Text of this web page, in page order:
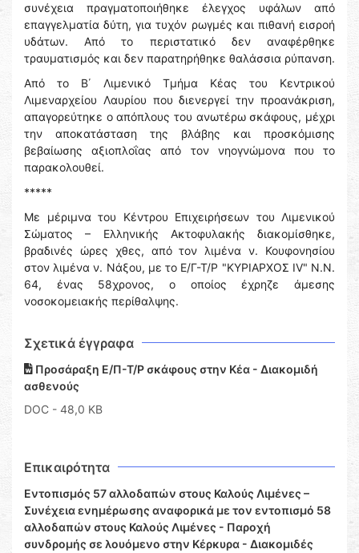
συνέχεια πραγματοποιήθηκε έλεγχος υφάλων από
επαγγελματία δύτη, για τυχόν ρωγμές και πιθανή εισροή
υδάτων. Από το περιστατικό δεν αναφέρθηκε
τραυματισμός και δεν παρατηρήθηκε θαλάσσια ρύπανση.
Από το Β΄ Λιμενικό Τμήμα Κέας του Κεντρικού
Λιμεναρχείου Λαυρίου που διενεργεί την προανάκριση,
απαγορεύτηκε ο απόπλους του ανωτέρω σκάφους, μέχρι
την αποκατάσταση της βλάβης και προσκόμισης
βεβαίωσης αξιοπλοΐας από τον νηογνώμονα που το
παρακολουθεί.
*****
Με μέριμνα του Κέντρου Επιχειρήσεων του Λιμενικού
Σώματος – Ελληνικής Ακτοφυλακής διακομίσθηκε,
βραδινές ώρες χθες, από τον λιμένα ν. Κουφονησίου
στον λιμένα ν. Νάξου, με το Ε/Γ-Τ/Ρ "ΚΥΡΙΑΡΧΟΣ ΙV" Ν.Ν.
64, ένας 58χρονος, ο οποίος έχρηζε άμεσης
νοσοκομειακής περίθαλψης.
Σχετικά έγγραφα
Προσάραξη Ε/Π-Τ/Ρ σκάφους στην Κέα - Διακομιδή
ασθενούς
DOC - 48,0 KB
Επικαιρότητα
Εντοπισμός 57 αλλοδαπών στους Καλούς Λιμένες –
Συνέχεια ενημέρωσης αναφορικά με τον εντοπισμό 58
αλλοδαπών στους Καλούς Λιμένες - Παροχή
συνδρομής σε λουόμενο στην Κέρκυρα - Διακομιδές